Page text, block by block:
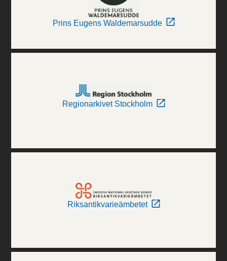
Prins Eugens Waldemarsudde
Regionarkivet Stockholm
Riksantikvarieämbetet